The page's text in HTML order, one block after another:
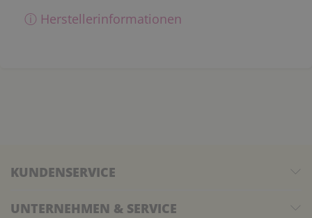
ⓘ Herstellerinformationen
KUNDENSERVICE
UNTERNEHMEN & SERVICE